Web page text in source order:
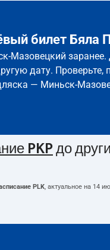
билет Бяла
Мазовецкий
дату.
— Миньск-
PKP до
PLK, актуальное на 14